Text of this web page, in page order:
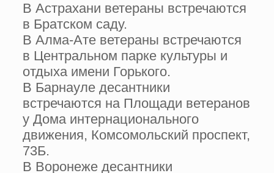
В Астрахани ветераны встречаются
в Братском саду.
В Алма-Ате ветераны встречаются
в Центральном парке культуры и
отдыха имени Горького.
В Барнауле десантники
встречаются на Площади ветеранов
у Дома интернационального
движения, Комсомольский проспект,
73Б.
В Воронеже десантники